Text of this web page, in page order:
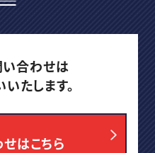
合わせは
たします。
はこちら